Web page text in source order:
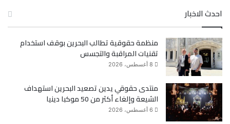
ب
و
ك
ي
ت
ر
احدث الاخبار
منظمة حقوقية تطالب البحرين بوقف استخدام
تقنيات المراقبة والتجسس
8 أغسطس، 2026
منتدى حقوقي يدين تصعيد البحرين استهداف
الشيعة وإلغاء أكثر من 50 موكبا دينيا
6 أغسطس، 2026